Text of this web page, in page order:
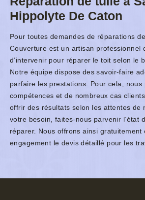
Hippolyte De Caton
Pour toutes demandes de réparations
Couverture est un artisan professionnel
d’intervenir pour réparer le toit selon le
Notre équipe dispose des savoir-faire
parfaire les prestations. Pour cela, nous
compétences et de nombreux cas
offrir des résultats selon les attentes de
votre besoin, faites-nous parvenir l’état
réparer. Nous offrons ainsi gratuitement
engagement le devis détaillé pour les